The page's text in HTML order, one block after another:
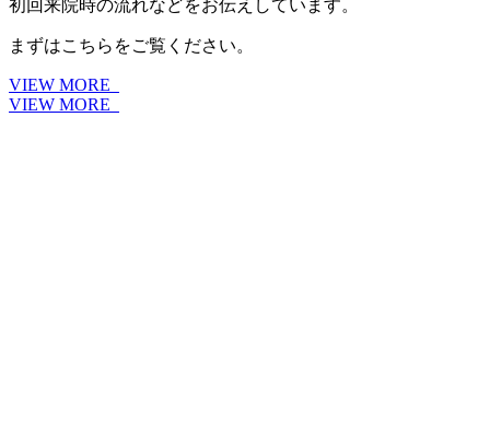
初回来院時の流れなどをお伝えしています。
まずはこちらをご覧ください。
VIEW MORE
VIEW MORE